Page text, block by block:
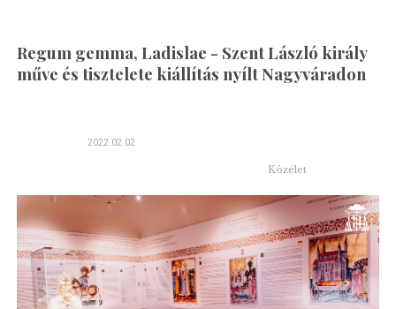
Regum gemma, Ladislae - Szent László király
műve és tisztelete kiállítás nyílt Nagyváradon
2022.02.02
Közélet